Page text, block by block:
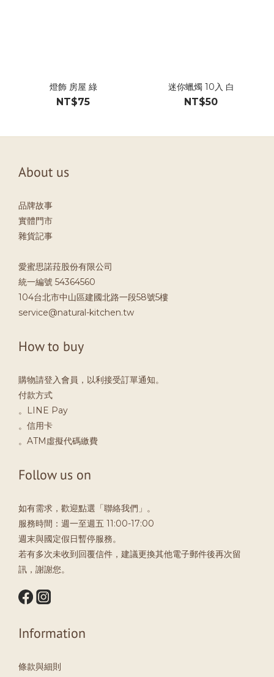
燈飾 房屋 綠
NT$75
迷你蠟燭 10入 白
NT$50
About us
品牌故事
實體門市
雜貨記事
愛蜜思諾菈股份有限公司
統一編號 54364560
104台北市中山區建國北路一段58號5樓
service@natural-kitchen.tw
How to buy
購物請登入會員，以利接受訂單通知。
付款方式
。LINE Pay
。信用卡
。ATM虛擬代碼繳費
Follow us on
如有需求，歡迎點選「聯絡我們」。
服務時間：週一至週五 11:00-17:00
週末與國定假日暫停服務。
若有多次未收到回覆信件，建議更換其他電子郵件後再次留
訊，謝謝您。
Information
條款與細則